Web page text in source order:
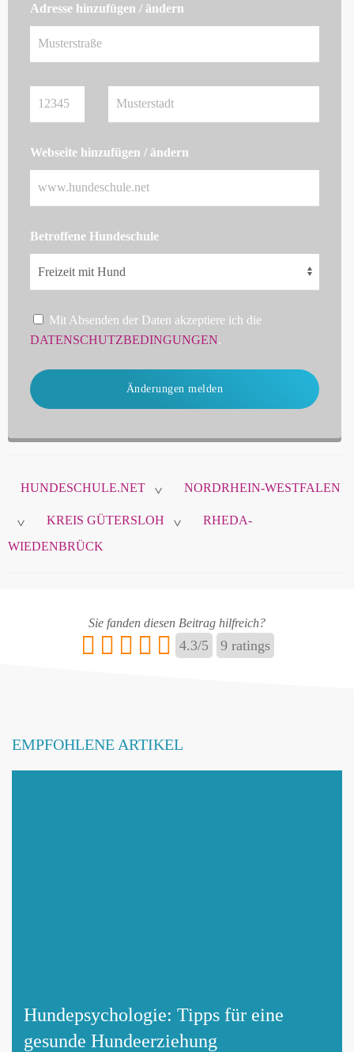
Adresse hinzufügen / ändern
Webseite hinzufügen / ändern
Betroffene Hundeschule
Mit Absenden der Daten akzeptiere ich die
DATENSCHUTZBEDINGUNGEN.
Änderungen melden
HUNDESCHULE.NET > NORDRHEIN-WESTFALEN
> KREIS GÜTERSLOH >
RHEDA-
WIEDENBRÜCK
Sie fanden diesen Beitrag hilfreich?
4.3/5 9ratings
EMPFOHLENE ARTIKEL
Hundepsychologie: Tipps für eine
gesunde Hundeerziehung